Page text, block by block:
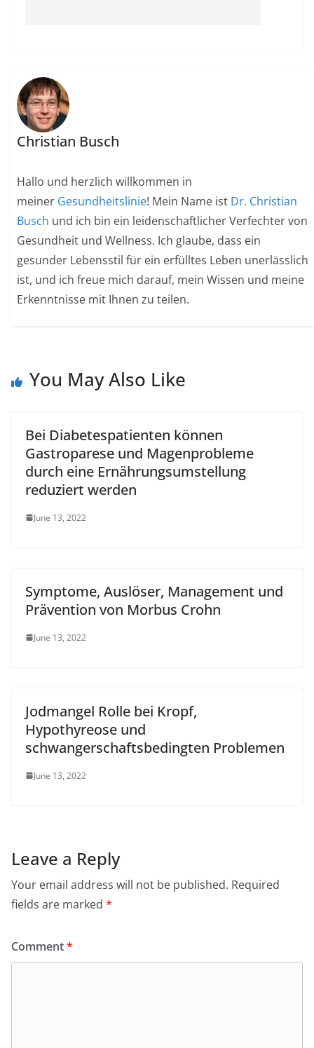
Christian Busch
Hallo und herzlich willkommen in
meiner Gesundheitslinie! Mein Name ist Dr. Christian
Busch und ich bin ein leidenschaftlicher Verfechter von
Gesundheit und Wellness. Ich glaube, dass ein
gesunder Lebensstil für ein erfülltes Leben unerlässlich
ist, und ich freue mich darauf, mein Wissen und meine
Erkenntnisse mit Ihnen zu teilen.
You May Also Like
Bei Diabetespatienten können
Gastroparese und Magenprobleme
durch eine Ernährungsumstellung
reduziert werden
June 13, 2022
Symptome, Auslöser, Management und
Prävention von Morbus Crohn
June 13, 2022
Jodmangel Rolle bei Kropf,
Hypothyreose und
schwangerschaftsbedingten Problemen
June 13, 2022
Leave a Reply
Your email address will not be published. Required
fields are marked *
Comment*